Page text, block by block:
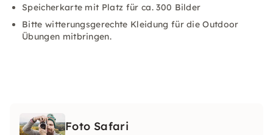
Speicherkarte mit Platz für ca. 300 Bilder
Bitte witterungsgerechte Kleidung für die Outdoor
Übungen mitbringen.
Foto Safari